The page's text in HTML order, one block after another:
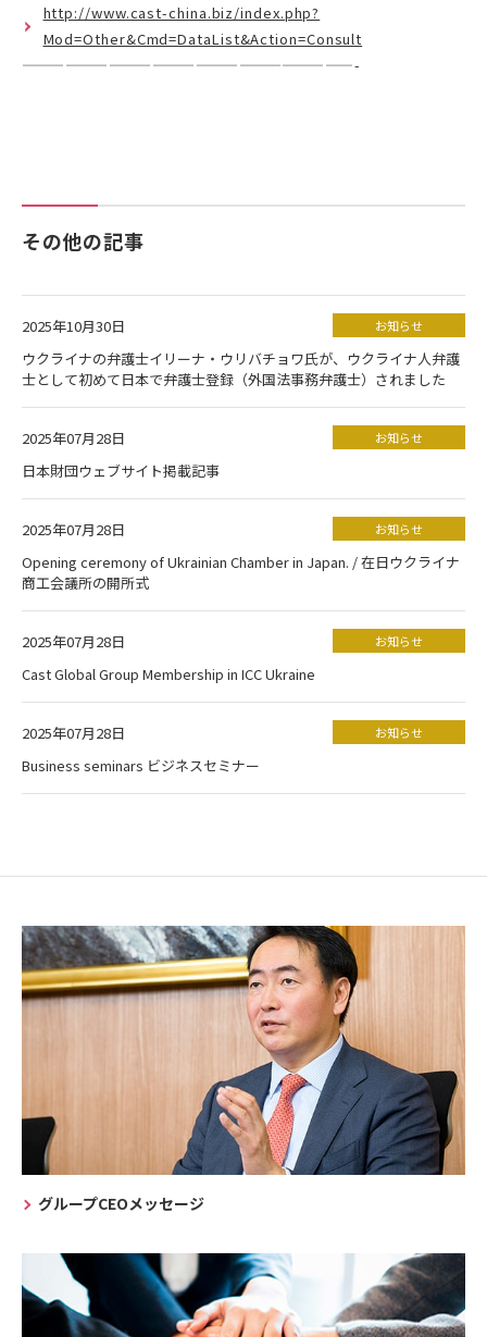
http://www.cast-china.biz/index.php?
Mod=Other&Cmd=DataList&Action=Consult
———————————————————————-
その他の記事
2025年10月30日 お知らせ
ウクライナの弁護士イリーナ・ウリバチョワ氏が、ウクライナ人弁護
士として初めて日本で弁護士登録（外国法事務弁護士）されました
2025年07月28日 お知らせ
日本財団ウェブサイト掲載記事
2025年07月28日 お知らせ
Opening ceremony of Ukrainian Chamber in Japan. / 在日ウクライナ
商工会議所の開所式
2025年07月28日 お知らせ
Cast Global Group Membership in ICC Ukraine
2025年07月28日 お知らせ
Business seminars ビジネスセミナー
グループCEOメッセージ